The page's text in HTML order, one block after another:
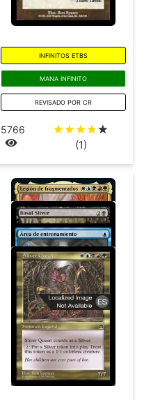
5766 ☆☆☆☆☆
(1)
INFINITOS ETBS
MANA INFINITO
REVISADO POR CR